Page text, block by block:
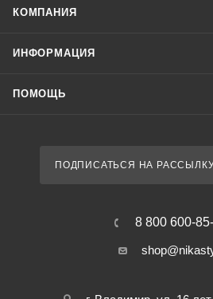
КОМПАНИЯ
ИНФОРМАЦИЯ
ПОМОЩЬ
ПОДПИСАТЬСЯ НА
8 800 600-